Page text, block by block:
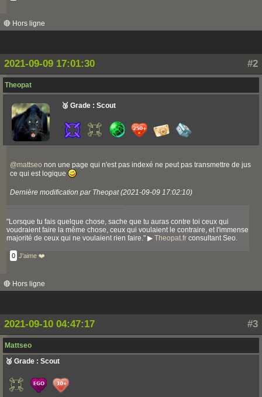
🔴 Hors ligne
#2
2021-09-09 17:01:30
Theopat
🥉 Grade : Scout
@mattseo non une page qui n'est pas indexé ne peut pas transmettre de jus
ce qui est logique
Dernière modification par Theopat (2021-09-09 17:02:10)
"Lorsque tu fais quelque chose, sache que tu auras contre toi ceux qui
voudraient faire la même chose, ceux qui voulaient le contraire, et l'immense
majorité de ceux qui ne voulaient rien faire." ▶ Theopat.fr consultant Seo.
0 J'aime ❤️
🔴 Hors ligne
#3
2021-09-10 04:47:17
Mattseo
🥉 Grade : Scout